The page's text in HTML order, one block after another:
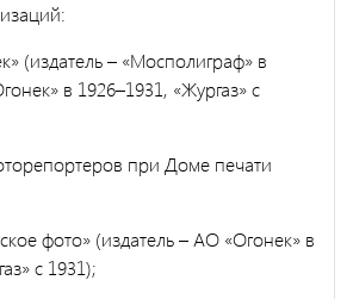
(издатель – «Мосполиграф» в
в 1926–1931, «Жургаз» с
при Доме печати
фото» (издатель – АО «Огонек» в
с 1931);